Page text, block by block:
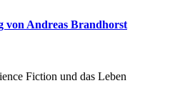
von Andreas Brandhorst
Fiction und das Leben